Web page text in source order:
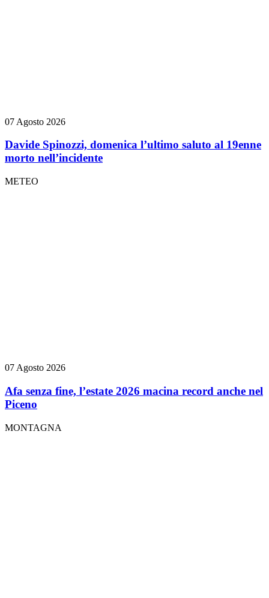
07 Agosto 2026
Davide Spinozzi, domenica l’ultimo saluto al 19enne
morto nell’incidente
METEO
07 Agosto 2026
Afa senza fine, l’estate 2026 macina record anche nel
Piceno
MONTAGNA